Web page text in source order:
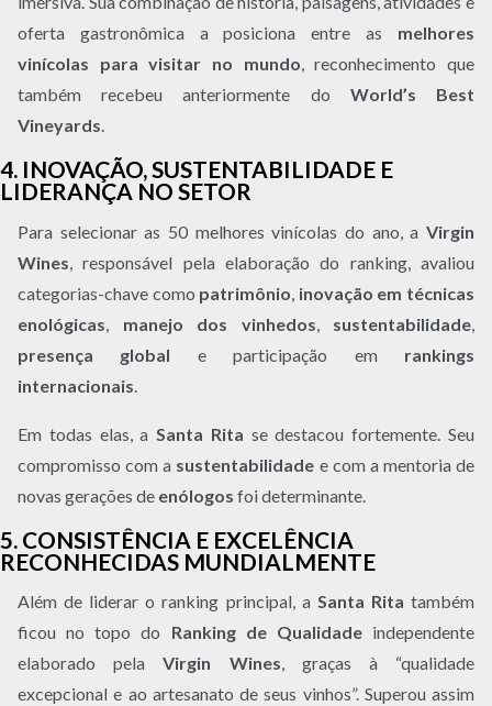
oferta gastronômica a posiciona entre as melhores
vinícolas para visitar no mundo, reconhecimento que
também recebeu anteriormente do World’s Best
Vineyards.
4. INOVAÇÃO, SUSTENTABILIDADE E
LIDERANÇA NO SETOR
Para selecionar as 50 melhores vinícolas do ano, a Virgin
Wines , responsável pela elaboração do ranking, avaliou
categorias-chave como patrimônio inovação em técnicas
enológicas
manejo dos vinhedos sustentabilidade
presença global e participação em rankings
internacionais
Em todas elas, a Santa Rita se destacou fortemente. Seu
compromisso com a sustentabilidade e com a mentoria de
novas gerações de enólogos foi determinante.
5. CONSISTÊNCIA E EXCELÊNCIA
RECONHECIDAS MUNDIALMENTE
Além de liderar o ranking principal, a Santa Rita também
ficou no topo do Ranking de Qualidadeindependente
elaborado pelaVirgin Wines, graças à “qualidade
excepcional e ao artesanato de seus vinhos”. Superou assim